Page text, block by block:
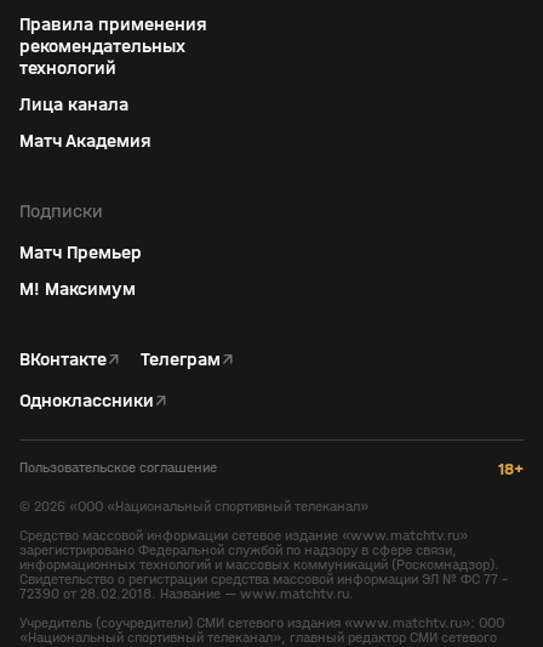
Правила применения
рекомендательных
технологий
Лица канала
Матч Академия
Подписки
Матч Премьер
М! Максимум
ВКонтакте↗ Телеграм↗
Одноклассники↗
Пользовательское соглашение 18+
© 2026 «ООО «Национальный спортивный телеканал»
Средство массовой информации сетевое издание «www.matchtv.ru»
зарегистрировано Федеральной службой по надзору в сфере связи,
информационных технологий и массовых коммуникаций (Роскомнадзор).
Свидетельство о регистрации средства массовой информации ЭЛ № ФС 77 -
72390 от 28.02.2018. Название — www.matchtv.ru.
Учредитель (соучредители) СМИ сетевого издания «www.matchtv.ru»: ООО
«Национальный спортивный телеканал», главный редактор СМИ сетевого